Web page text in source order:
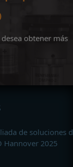
obtener más
de soluciones
Hannover 2025